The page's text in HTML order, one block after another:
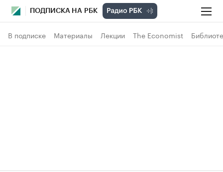
ПОДПИСКА НА РБК
В подписке Материалы Лекции The Economist